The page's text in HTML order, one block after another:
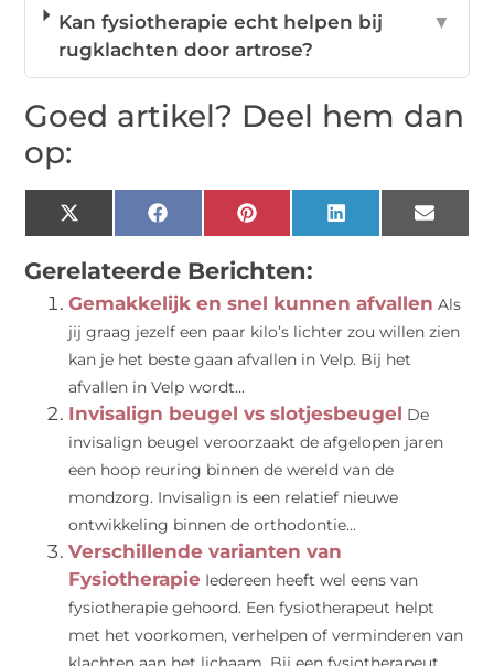
Kan fysiotherapie echt helpen bij
rugklachten door artrose?
▼
Goed artikel? Deel hem dan
op:
X
(Twitter)
FacebookPinterestLinkedIn Email
Gerelateerde Berichten:
Gemakkelijk en snel kunnen afvallen Als
jij graag jezelf een paar kilo’s lichter zou willen zien
kan je het beste gaan afvallen in Velp. Bij het
afvallen in Velp wordt...
Invisalign beugel vs slotjesbeugel De
invisalign beugel veroorzaakt de afgelopen jaren
een hoop reuring binnen de wereld van de
mondzorg. Invisalign is een relatief nieuwe
ontwikkeling binnen de orthodontie...
Verschillende varianten van
Fysiotherapie Iedereen heeft wel eens van
fysiotherapie gehoord. Een fysiotherapeut helpt
met het voorkomen, verhelpen of verminderen van